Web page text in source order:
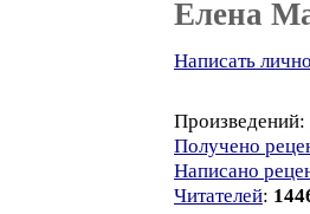
Елена
Написать
Произведений:
Получено
Написано
Читателей: